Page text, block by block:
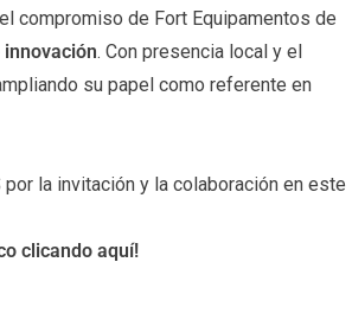
compromiso de Fort Equipamentos de
. Con presencia local y el
su papel como referente en
por la invitación y la colaboración en este
clicando aquí!